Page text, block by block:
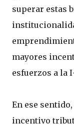
superar estas
mayores
esfuerzos a la
En ese
incentivo